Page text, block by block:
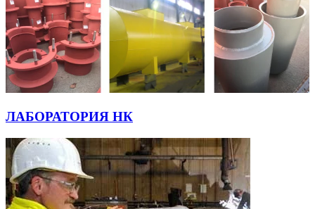
ЛАБОРАТОРИЯ НК